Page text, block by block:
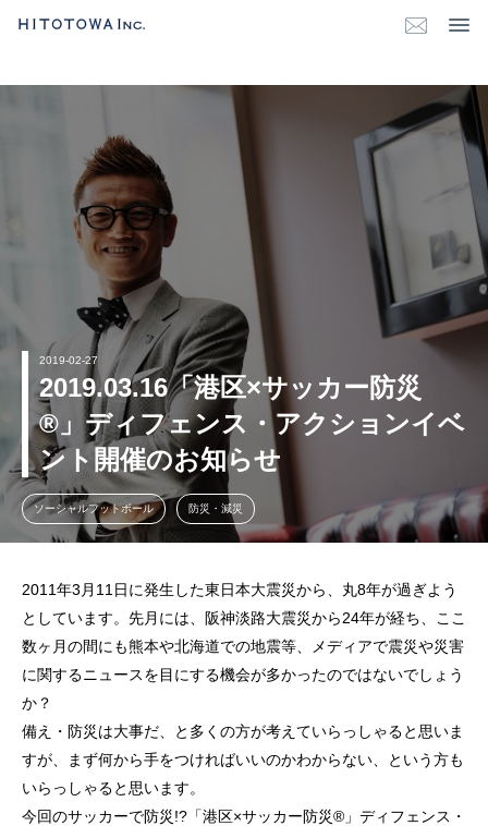
2019-02-27
2019.03.16「港区×サッカー防災
®︎」ディフェンス・アクションイベ
ント開催のお知らせ
ソーシャルフットボール 防災・減災
2011年3月11日に発生した東日本大震災から、丸8年が過ぎよう
としています。先月には、阪神淡路大震災から24年が経ち、ここ
数ヶ月の間にも熊本や北海道での地震等、メディアで震災や災害
に関するニュースを目にする機会が多かったのではないでしょう
か？
備え・防災は大事だ、と多くの方が考えていらっしゃると思いま
すが、まず何から手をつければいいのかわからない、という方も
いらっしゃると思います。
今回のサッカーで防災!?「港区×サッカー防災®️」ディフェンス・